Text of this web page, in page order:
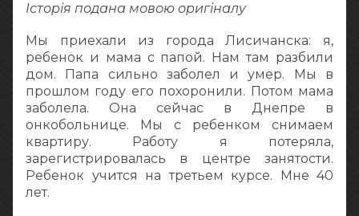
Історія подана мовою оригіналy
Мы приехали из города Лисичанска: я,
ребенок и мама с папой. Нам там разбили
дом. Папа сильно заболел и умер. Мы в
прошлом году его похоронили. Потом мама
заболела. Она сейчас в Днепре в
онкобольнице. Мы с ребенком снимаем
квартиру. Работу я потеряла,
зарегистрировалась в центре занятости.
Ребенок учится на третьем курсе. Мне 40
лет.